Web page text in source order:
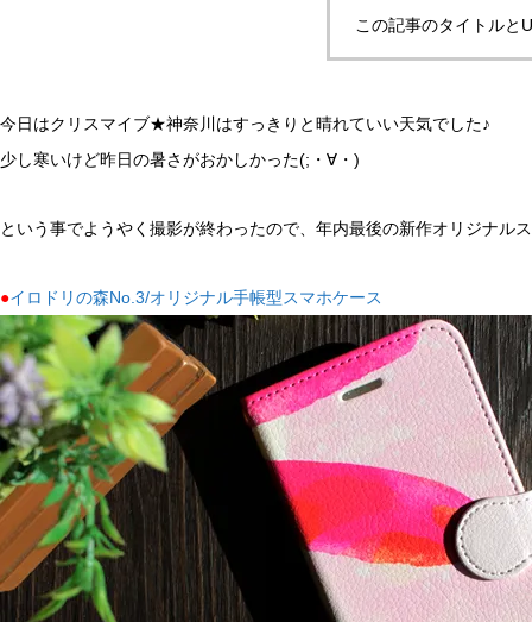
この記事のタイトルと
今日はクリスマイブ★神奈川はすっきりと晴れていい天気でした♪
少し寒いけど昨日の暑さがおかしかった(;・∀・)
という事でようやく撮影が終わったので、年内最後の新作オリジナル
●イロドリの森No.3/オリジナル手帳型スマホケース